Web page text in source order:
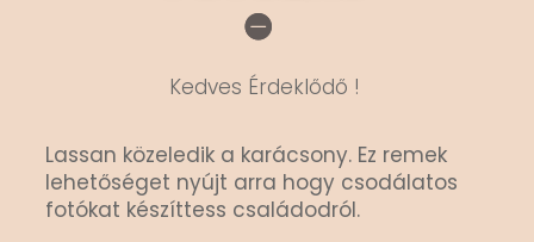
Kedves Érdeklődő !
Lassan közeledik a karácsony. Ez remek
lehetőséget nyújt arra hogy csodálatos
fotókat készíttess családodról.